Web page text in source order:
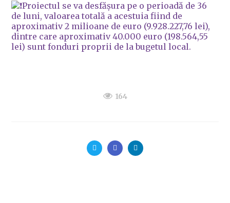
Proiectul se va desfășura pe o perioadă de 36
de luni, valoarea totală a acestuia fiind de
aproximativ 2 milioane de euro (9.928.227,76 lei),
dintre care aproximativ 40.000 euro (198.564,55
lei) sunt fonduri proprii de la bugetul local.
164